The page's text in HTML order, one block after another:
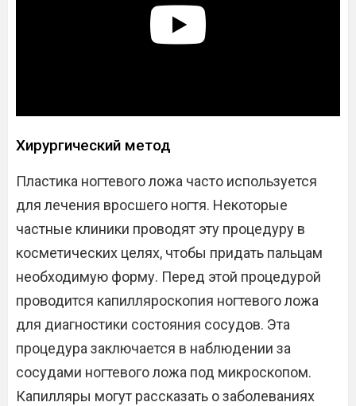
Хирургический метод
Пластика ногтевого ложа часто используется
для лечения вросшего ногтя. Некоторые
частные клиники проводят эту процедуру в
косметических целях, чтобы придать пальцам
необходимую форму. Перед этой процедурой
проводится капилляроскопия ногтевого ложа
для диагностики состояния сосудов. Эта
процедура заключается в наблюдении за
сосудами ногтевого ложа под микроскопом.
Капилляры могут рассказать о заболеваниях